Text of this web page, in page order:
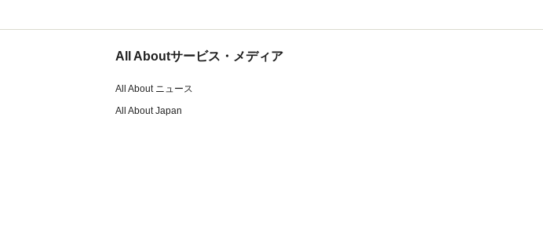
All Aboutサービス・メディア
All About ニュース
All About Japan